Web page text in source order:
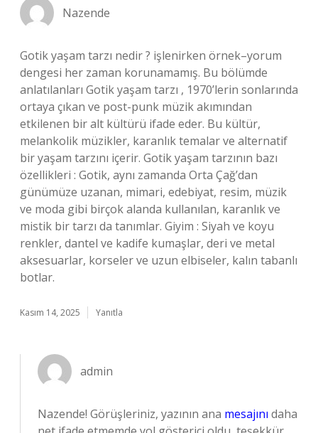
Nazende
Gotik yaşam tarzı nedir ? işlenirken örnek–yorum
dengesi her zaman korunamamış. Bu bölümde
anlatılanları Gotik yaşam tarzı , 1970’lerin sonlarında
ortaya çıkan ve post-punk müzik akımından
etkilenen bir alt kültürü ifade eder. Bu kültür,
melankolik müzikler, karanlık temalar ve alternatif
bir yaşam tarzını içerir. Gotik yaşam tarzının bazı
özellikleri : Gotik, aynı zamanda Orta Çağ’dan
günümüze uzanan, mimari, edebiyat, resim, müzik
ve moda gibi birçok alanda kullanılan, karanlık ve
mistik bir tarzı da tanımlar. Giyim : Siyah ve koyu
renkler, dantel ve kadife kumaşlar, deri ve metal
aksesuarlar, korseler ve uzun elbiseler, kalın tabanlı
botlar.
Kasım 14, 2025 Yanıtla
admin
Nazende! Görüşleriniz, yazının ana mesajını daha